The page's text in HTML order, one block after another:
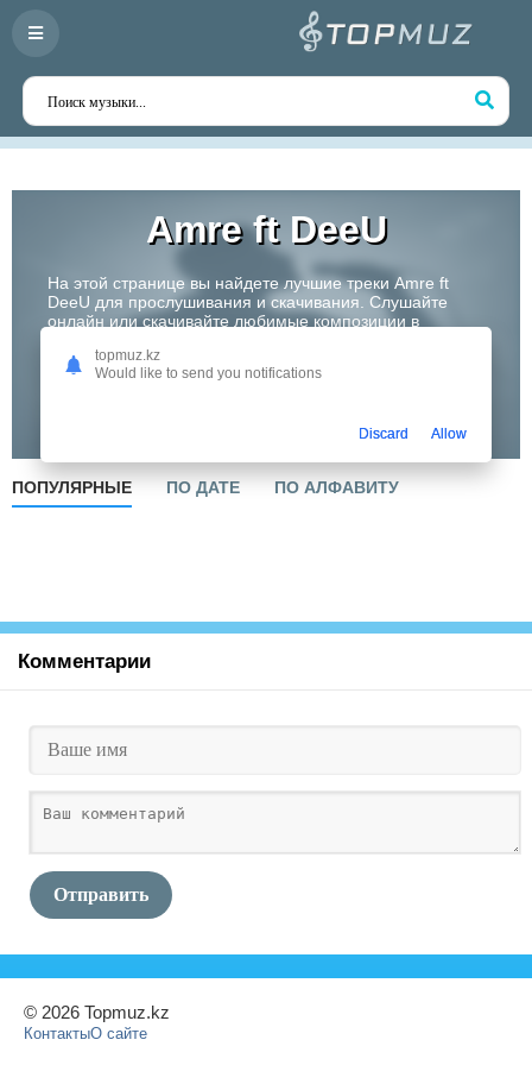
Аmre ft DeeU
На этой странице вы найдете лучшие треки Аmre ft
DeeU для прослушивания и скачивания. Слушайте
онлайн или скачивайте любимые композиции в
одного из самых перспективных артистов Казахстана!
ПОПУЛЯРНЫЕ ПО ДАТЕ ПО АЛФАВИТУ
Комментарии
Отправить
© 2026 Topmuz.kz
КонтактыО сайте
topmuz.kz
Would like to send you notifications
Discard Allow